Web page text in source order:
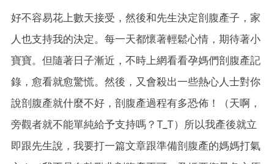
好不容易花上數天接受，然後和先生決定剖腹產子，家
人也支持我的決定。每一天都懷著輕鬆心情，期待著小
寶寶。但隨著日子漸近，不時上網看看孕媽們剖腹產記
錄，愈看就愈驚慌。然後，又會殺出一些熱心人士對你
說剖腹產就什麼不好，剖腹產過程有多恐佈！（天啊，
旁觀者就不能單純給予支持嗎？T_T）所以我產後就立
即跟先生說，我要打一篇文章跟準備剖腹產的媽媽打氣